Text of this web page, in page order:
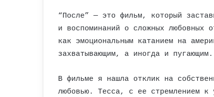
“После” — это фильм, который
и воспоминаний о сложных любовных
как эмоциональным катанием на
захватывающим, а иногда и пугающим.
В фильме я нашла отклик на
любовью. Тесса, с ее стремлением к